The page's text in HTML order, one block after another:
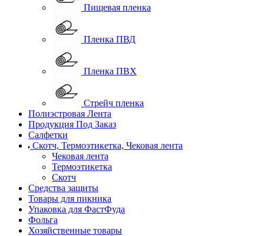
Пищевая пленка
Пленка ПВД
Пленка ПВХ
Стрейч пленка
Полиэстровая Лента
Продукция Под Заказ
Салфетки
Скотч, Термоэтикетка, Чековая лента
Чековая лента
Термоэтикетка
Скотч
Средства защиты
Товары для пикника
Упаковка для ФастФуда
Фольга
Хозяйственные товары